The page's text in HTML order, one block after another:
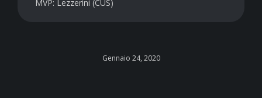
MVP: Lezzerini (CUS)
Gennaio 24, 2020